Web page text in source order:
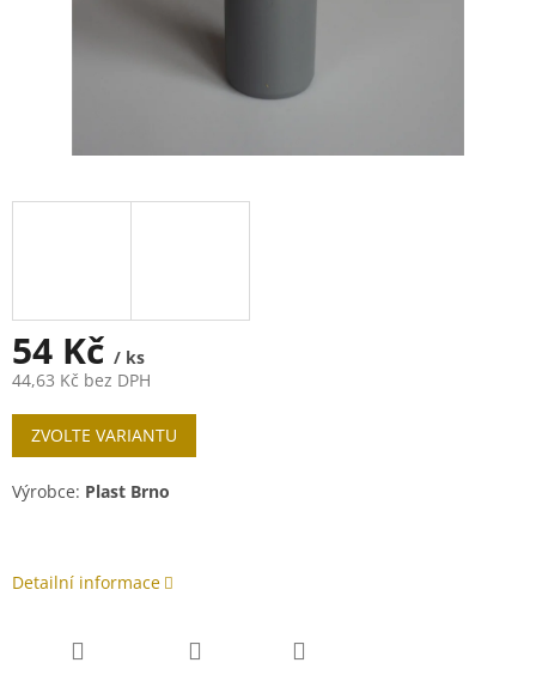
54 Kč / ks
44,63 Kč bez DPH
Měrná
cena:
ZVOLTE VARIANTU
Výrobce: Plast Brno
Detailní informace